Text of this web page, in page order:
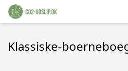
Klassiske-